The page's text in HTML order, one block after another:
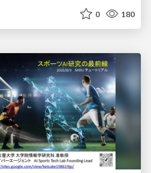
0 180